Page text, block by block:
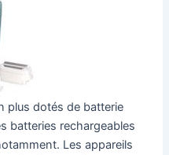
plus dotés de batterie
batteries rechargeables
Les appareils